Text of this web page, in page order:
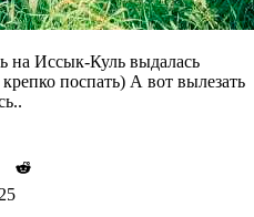
на Иссык-Куль выдалась
поспать) А вот вылезать